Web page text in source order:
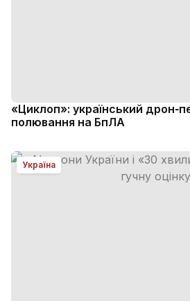
«Циклоп»: український
полювання на БпЛА
Україна